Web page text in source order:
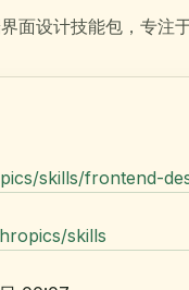
面设计技能包，专注
skills/frontend-
skills